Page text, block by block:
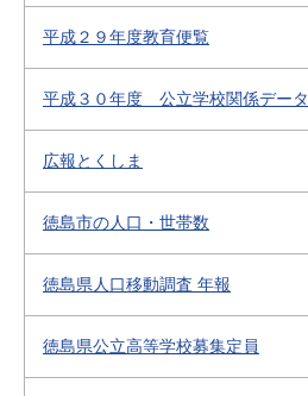
平成２９年度教育便覧
平成３０年度 公立学校関係データ
広報とくしま
徳島市の人口・世帯数
徳島県人口移動調査 年報
徳島県公立高等学校募集定員